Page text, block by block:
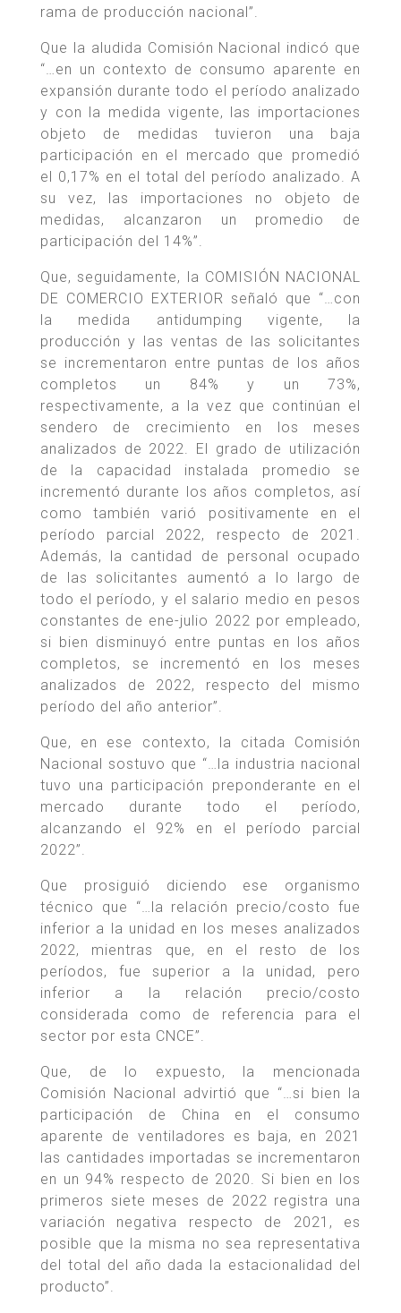
rama de producción nacional”.
Que la aludida Comisión Nacional indicó que
“…en un contexto de consumo aparente en
expansión durante todo el período analizado
y con la medida vigente, las importaciones
objeto de medidas tuvieron una baja
participación en el mercado que promedió
el 0,17% en el total del período analizado. A
su vez, las importaciones no objeto de
medidas, alcanzaron un promedio de
participación del 14%”.
Que, seguidamente, la COMISIÓN NACIONAL
DE COMERCIO EXTERIOR señaló que “…con
la medida antidumping vigente, la
producción y las ventas de las solicitantes
se incrementaron entre puntas de los años
completos un 84% y un 73%,
respectivamente, a la vez que continúan el
sendero de crecimiento en los meses
analizados de 2022. El grado de utilización
de la capacidad instalada promedio se
incrementó durante los años completos, así
como también varió positivamente en el
período parcial 2022, respecto de 2021.
Además, la cantidad de personal ocupado
de las solicitantes aumentó a lo largo de
todo el período, y el salario medio en pesos
constantes de ene-julio 2022 por empleado,
si bien disminuyó entre puntas en los años
completos, se incrementó en los meses
analizados de 2022, respecto del mismo
período del año anterior”.
Que, en ese contexto, la citada Comisión
Nacional sostuvo que “…la industria nacional
tuvo una participación preponderante en el
mercado durante todo el período,
alcanzando el 92% en el período parcial
2022”.
Que prosiguió diciendo ese organismo
técnico que “…la relación precio/costo fue
inferior a la unidad en los meses analizados
2022, mientras que, en el resto de los
períodos, fue superior a la unidad, pero
inferior a la relación precio/costo
considerada como de referencia para el
sector por esta CNCE”.
Que, de lo expuesto, la mencionada
Comisión Nacional advirtió que “…si bien la
participación de China en el consumo
aparente de ventiladores es baja, en 2021
las cantidades importadas se incrementaron
en un 94% respecto de 2020. Si bien en los
primeros siete meses de 2022 registra una
variación negativa respecto de 2021, es
posible que la misma no sea representativa
del total del año dada la estacionalidad del
producto”.